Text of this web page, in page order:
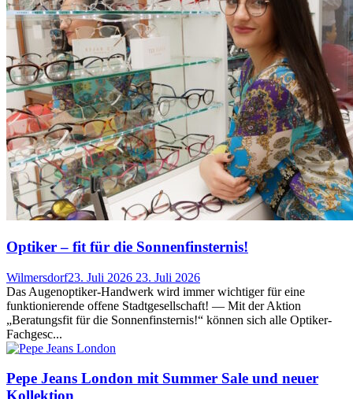
Optiker – fit für die Sonnenfinsternis!
Wilmersdorf23. Juli 2026 23. Juli 2026
Das Augenoptiker-Handwerk wird immer wichtiger für eine
funktionierende offene Stadtgesellschaft! — Mit der Aktion
„Beratungsfit für die Sonnenfinsternis!“ können sich alle Optiker-
Fachgesc...
Pepe Jeans London mit Summer Sale und neuer